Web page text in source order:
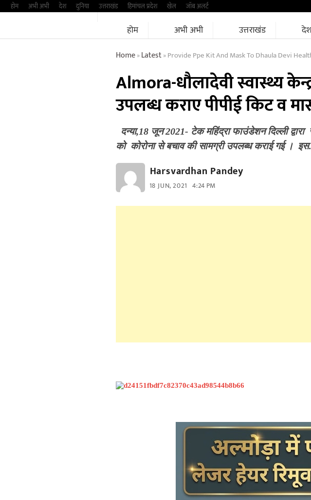
Skipहोम अभी अभी देश दुनिया उत्तराखंड हिमांचल प्रदेश खेल जॉब अलर्ट
होम अभी अभी उत्तराखंड
Home»Latest»Provide Ppe Kit And Mask To Dhaula Devi
Almora-धौलादेवी स्वास्थ्य
उपलब्ध कराए पीपीई किट व
दन्या,18 जून 2021- टेक महिंद्रा फाउंडेशन दिल्ली
को कोरोना से बचाव की सामग्री उपलब्ध कराई गई ।
Harsvardhan Pandey
18 JUN, 2021 4:24 PM